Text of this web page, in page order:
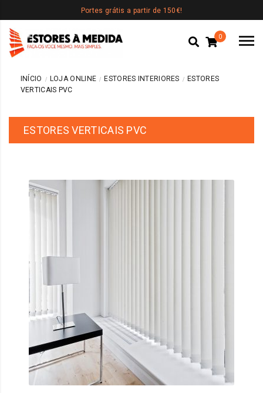
Portes grátis a partir de 150€!
0
INÍCIO LOJA ONLINE ESTORES INTERIORES
ESTORES
VERTICAIS PVC
ESTORES VERTICAIS PVC